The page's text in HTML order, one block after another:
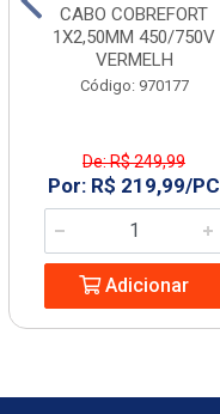
CABO COBREFORT
1X2,50MM 450/750V
VERMELH
Código: 970177
De: R$ 249,99
Por: R$ 219,99/PC
Adicionar